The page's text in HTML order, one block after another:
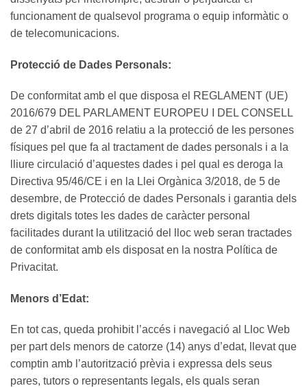
funcionament de qualsevol programa o equip informàtic o
de telecomunicacions.
Protecció de Dades Personals:
De conformitat amb el que disposa el REGLAMENT (UE)
2016/679 DEL PARLAMENT EUROPEU I DEL CONSELL
de 27 d’abril de 2016 relatiu a la protecció de les persones
físiques pel que fa al tractament de dades personals i a la
lliure circulació d’aquestes dades i pel qual es deroga la
Directiva 95/46/CE i en la Llei Orgànica 3/2018, de 5 de
desembre, de Protecció de dades Personals i garantia dels
drets digitals totes les dades de caràcter personal
facilitades durant la utilització del lloc web seran tractades
de conformitat amb els disposat en la nostra Política de
Privacitat.
Menors d’Edat:
En tot cas, queda prohibit l’accés i navegació al Lloc Web
per part dels menors de catorze (14) anys d’edat, llevat que
comptin amb l’autorització prèvia i expressa dels seus
pares, tutors o representants legals, els quals seran